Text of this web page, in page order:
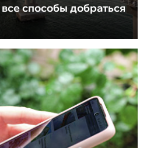
способы добраться